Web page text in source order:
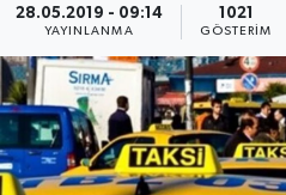
28.05.2019 - 09:14
YAYINLANMA
1021
GÖSTERIM
GÜNDEM
KEMERBURGAZ
KÜLTÜR - SANAT